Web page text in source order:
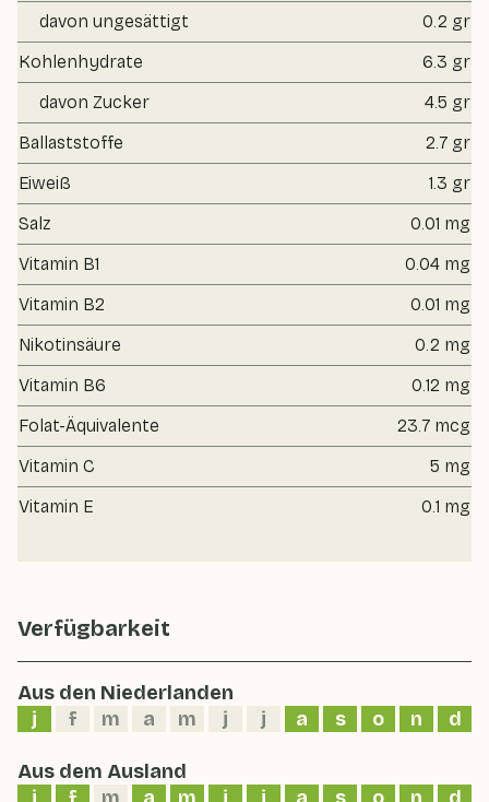
davon ungesättigt
0.2 gr
Kohlenhydrate
6.3 gr
davon Zucker
4.5 gr
Ballaststoffe
2.7 gr
Eiweiß
1.3 gr
Salz
0.01 mg
Vitamin B1
0.04 mg
Vitamin B2
0.01 mg
Nikotinsäure
0.2 mg
Vitamin B6
0.12 mg
Folat-Äquivalente
23.7 mcg
Vitamin C
5 mg
Vitamin E
0.1 mg
Verfügbarkeit
Aus den Niederlanden
j
f m a m j j a s o n d
Aus dem Ausland